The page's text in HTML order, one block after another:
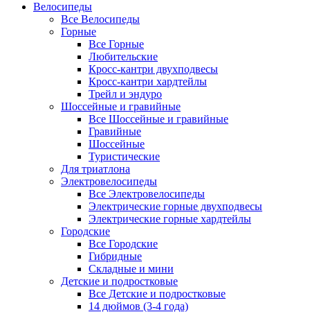
Велосипеды
Все Велосипеды
Горные
Все Горные
Любительские
Кросс-кантри двухподвесы
Кросс-кантри хардтейлы
Трейл и эндуро
Шоссейные и гравийные
Все Шоссейные и гравийные
Гравийные
Шоссейные
Туристические
Для триатлона
Электровелосипеды
Все Электровелосипеды
Электрические горные двухподвесы
Электрические горные хардтейлы
Городские
Все Городские
Гибридные
Складные и мини
Детские и подростковые
Все Детские и подростковые
14 дюймов (3-4 года)